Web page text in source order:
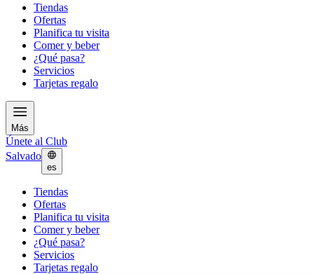
Tiendas
Ofertas
Planifica tu visita
Comer y beber
¿Qué pasa?
Servicios
Tarjetas regalo
Más
Únete al Club
Salvado
es
Tiendas
Ofertas
Planifica tu visita
Comer y beber
¿Qué pasa?
Servicios
Tarjetas regalo